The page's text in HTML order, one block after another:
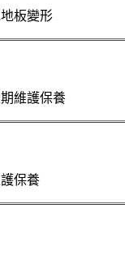
板變形
維護保養
保養